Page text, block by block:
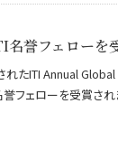
誉フェローを
れたITI Annual
フェローを受賞され